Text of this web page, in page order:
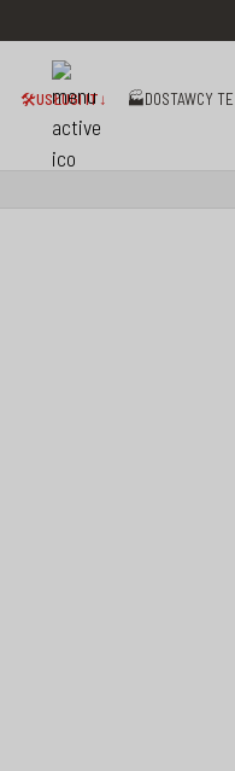
🛠️USŁUGI IT↓ 🏭DOSTAWCY